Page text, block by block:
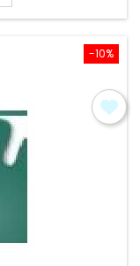
-10%